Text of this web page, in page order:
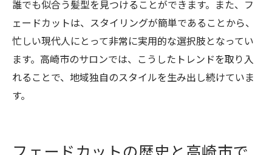
誰でも似合う髪型を見つけることができます。また、フ
ェードカットは、スタイリングが簡単であることから、
忙しい現代人にとって非常に実用的な選択肢となってい
ます。高崎市のサロンでは、こうしたトレンドを取り入
れることで、地域独自のスタイルを生み出し続けていま
す。